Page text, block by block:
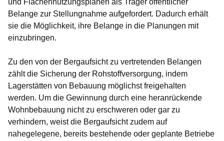
und Flächennutzungsplänen als Träger öffentlicher
Belange zur Stellungnahme aufgefordert. Dadurch erhält
sie die Möglichkeit, ihre Belange in die Planungen mit
einzubringen.
Zu den von der Bergaufsicht zu vertretenden Belangen
zählt die Sicherung der Rohstoffversorgung, indem
Lagerstätten von Bebauung möglichst freigehalten
werden. Um die Gewinnung durch eine heranrückende
Wohnbebauung nicht zu erschweren oder gar zu
verhindern, weist die Bergaufsicht zudem auf
nahegelegene, bereits bestehende oder geplante Betriebe